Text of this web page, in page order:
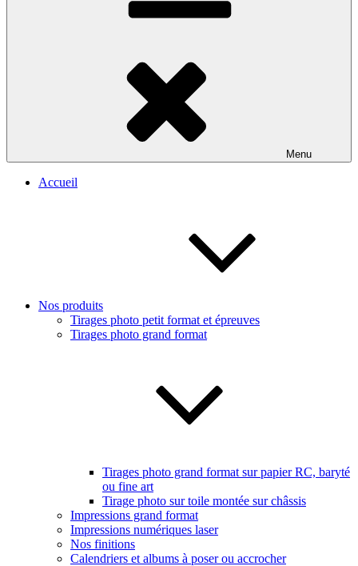
Menu
Accueil
Nos produits
Tirages photo petit format et épreuves
Tirages photo grand format
Tirages photo grand format sur papier RC, baryté
ou fine art
Tirage photo sur toile montée sur châssis
Impressions grand format
Impressions numériques laser
Nos finitions
Calendriers et albums à poser ou accrocher